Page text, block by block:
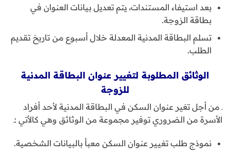
بعد استيفاء المستندات، يتم تعديل بيانات العنوان في
بطاقة الزوجة.
تسلم البطاقة المدنية المعدلة خلال أسبوع من تاريخ تقديم
الطلب.
الوثائق المطلوبة لتغيير عنوان البطاقة المدنية
للزوجة
ـ من أجل تغير عنوان السكن في البطاقة المدنية لأحد أفراد
الأسرة من الضروري توفير مجموعة من الوثائق وهي كالأتي :ـ
نموذج طلب تغيير عنوان السكن معبأ بالبيانات الشخصية.